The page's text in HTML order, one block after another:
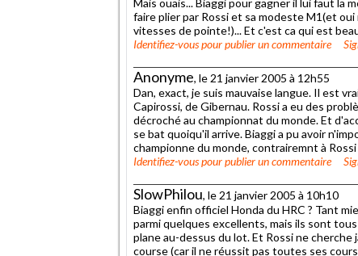
faire plier par Rossi et sa modeste M1(et
vitesses de pointe!)... Et c'est ca qui est
Identifiez-vouspour publier un commentaire
Anonyme, le 21 janvier 2005 à 12h55
Dan, exact, je suis mauvaise langue. Il est
Capirossi, de Gibernau. Rossi a eu des
décroché au championnat du monde. Et
se bat quoiqu'il arrive. Biaggi a pu avoir
championne du monde, contrairemnt à
Identifiez-vouspour publier un commentaire
SlowPhilou, le 21 janvier 2005 à 10h10
Biaggi enfin officiel Honda du HRC ? Tant
parmi quelques excellents, mais ils sont
plane au-dessus du lot. Et Rossi ne
course (car il ne réussit pas toutes ses